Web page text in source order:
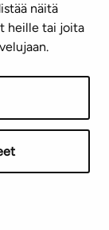
näitä
heille tai joita